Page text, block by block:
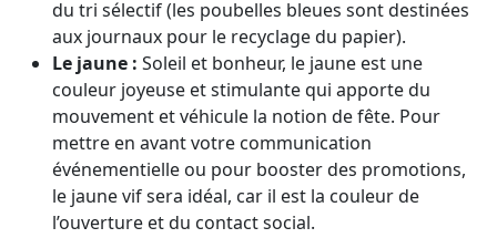
du tri sélectif (les poubelles bleues sont destinées
aux journaux pour le recyclage du papier).
Le jaune : Soleil et bonheur, le jaune est une
couleur joyeuse et stimulante qui apporte du
mouvement et véhicule la notion de fête. Pour
mettre en avant votre communication
événementielle ou pour booster des promotions,
le jaune vif sera idéal, car il est la couleur de
l’ouverture et du contact social.